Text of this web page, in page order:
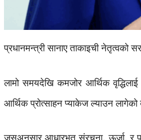
प्रधानमन्त्री सानाए ताकाइची नेतृत्वको
लामो समयदेखि कमजोर आर्थिक वृद्धिलाई
आर्थिक प्रोत्साहन प्याकेज ल्याउन लागेको
जसअनुसार आधारभूत संरचना, ऊर्जा, र